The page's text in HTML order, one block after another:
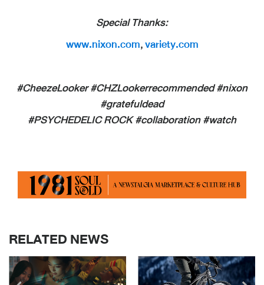
Special Thanks:
www.nixon.com,variety.com
#CheezeLooker #CHZLookerrecommended #nixon
#gratefuldead
#PSYCHEDELIC ROCK #collaboration #watch
RELATED NEWS